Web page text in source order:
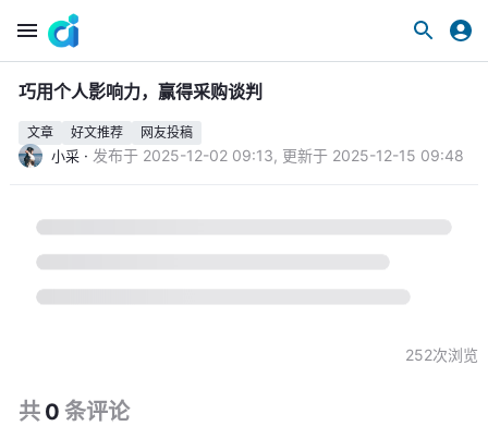
巧用个人影响力，赢得采购谈判
文章 好文推荐 网友投稿
小采 · 发布于 2025-12-02 09:13, 更新于 2025-12-15 09:48
252次浏览
共 0 条评论